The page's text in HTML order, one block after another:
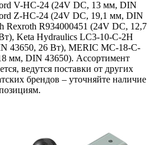
V-HC-24 (24V DC, 13 мм, DIN
Z-HC-24 (24V DC, 19,1 мм, DIN
Rexroth R934000451 (24V DC, 12,7
Keta Hydraulics LC3-10-C-2H
43650, 26 Вт), MERIC MC-18-C-
мм, DIN 43650). Ассортимент
ведутся поставки от других
брендов – уточняйте наличие